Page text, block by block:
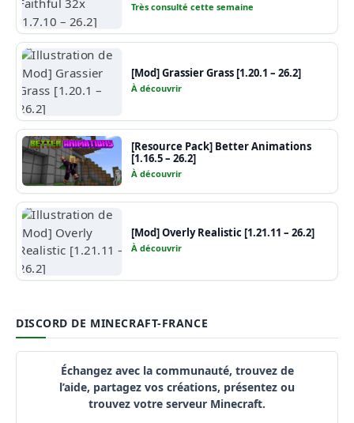
Très consulté cette semaine
[Mod] Grassier Grass [1.20.1 – 26.2]
À découvrir
[Resource Pack] Better Animations
[1.16.5 – 26.2]
À découvrir
[Mod] Overly Realistic [1.21.11 – 26.2]
À découvrir
DISCORD DE MINECRAFT-FRANCE
Échangez avec la communauté, trouvez de
l’aide, partagez vos créations, présentez ou
trouvez votre serveur Minecraft.